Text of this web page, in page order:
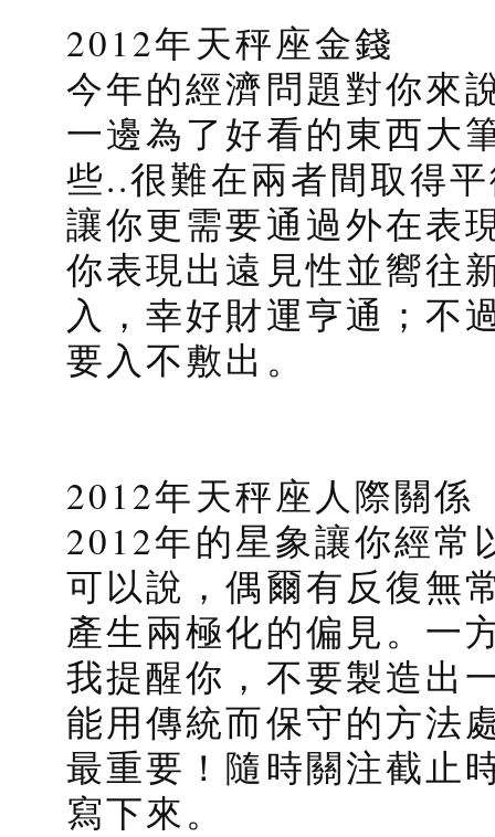
2012年天秤座金錢
今年的經濟問題對你來
一邊為了好看的東西大
些..很難在兩者間取得
讓你更需要通過外在表
你表現出遠見性並嚮往
入，幸好財運亨通；不
要入不敷出。
2012年天秤座人際關係
2012年的星象讓你經常
可以說，偶爾有反復無
產生兩極化的偏見。一
我提醒你，不要製造出
能用傳統而保守的方法
最重要！隨時關注截止
寫下來。